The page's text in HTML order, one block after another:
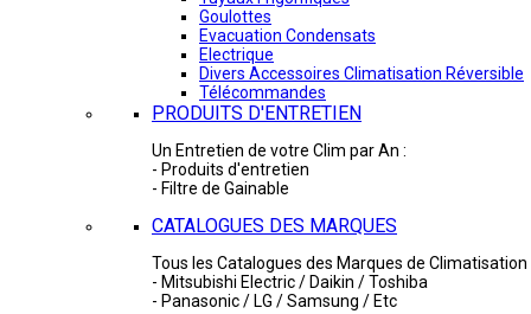
Goulottes
Evacuation Condensats
Electrique
Divers Accessoires Climatisation Réversible
Télécommandes
PRODUITS D'ENTRETIEN
Un Entretien de votre Clim par An :
- Produits d'entretien
- Filtre de Gainable
CATALOGUES DES MARQUES
Tous les Catalogues des Marques de Climatisation
- Mitsubishi Electric / Daikin / Toshiba
- Panasonic / LG / Samsung / Etc